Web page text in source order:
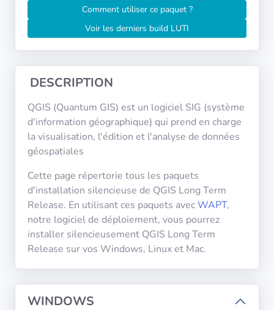
Licences
LIENS
Documentation
Tranquil IT
Liste de
Politiques de
CGU
Comment utiliser ce paquet ?
Voir les derniers build LUTI
DESCRIPTION
QGIS (Quantum GIS) est un logiciel SIG (système
d'information géographique) qui prend en charge
la visualisation, l'édition et l'analyse de données
géospatiales
Cette page répertorie tous les paquets
d'installation silencieuse de QGIS Long Term
Release. En utilisant ces paquets avecWAPT,
notre logiciel de déploiement, vous pourrez
installer silencieusement QGIS Long Term
Release sur vos Windows, Linux et Mac.
WINDOWS